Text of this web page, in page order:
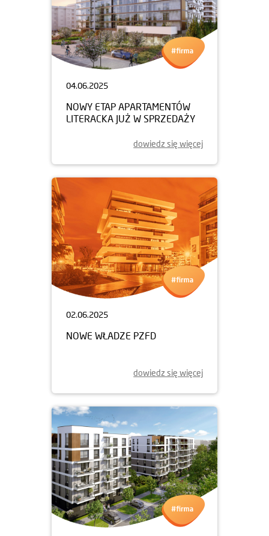
04.06.2025
NOWY ETAP APARTAMENTÓW
LITERACKA JUŻ W SPRZEDAŻY
dowiedz się więcej
02.06.2025
NOWE WŁADZE PZFD
dowiedz się więcej